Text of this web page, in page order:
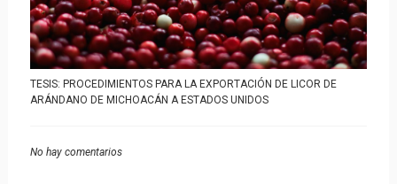
TESIS: PROCEDIMIENTOS PARA LA EXPORTACIÓN DE LICOR DE
ARÁNDANO DE MICHOACÁN A ESTADOS UNIDOS
No hay comentarios